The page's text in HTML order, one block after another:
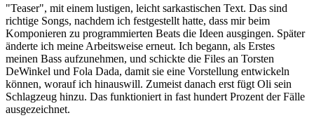
"Teaser", mit einem lustigen, leicht sarkastischen Text. Das sind
richtige Songs, nachdem ich festgestellt hatte, dass mir beim
Komponieren zu programmierten Beats die Ideen ausgingen. Später
änderte ich meine Arbeitsweise erneut. Ich begann, als Erstes
meinen Bass aufzunehmen, und schickte die Files an Torsten
DeWinkel und Fola Dada, damit sie eine Vorstellung entwickeln
können, worauf ich hinauswill. Zumeist danach erst fügt Oli sein
Schlagzeug hinzu. Das funktioniert in fast hundert Prozent der Fälle
ausgezeichnet.